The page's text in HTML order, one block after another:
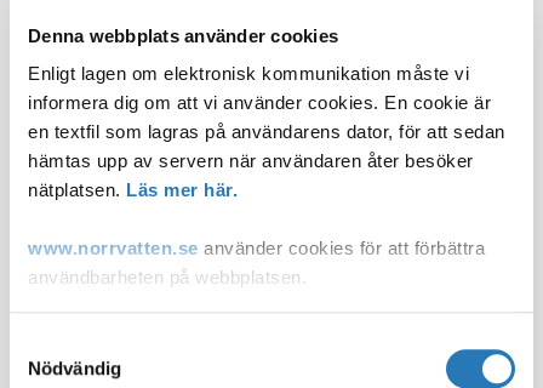
Denna webbplats använder cookies
Enligt lagen om elektronisk kommunikation måste vi
informera dig om att vi använder cookies. En cookie är
en textfil som lagras på användarens dator, för att sedan
hämtas upp av servern när användaren åter besöker
nätplatsen. Läs mer här.
www.norrvatten.se använder cookies för att förbättra
användbarheten på webbplatsen.
ändra inställningar i din webbläsare så att den tillåter
Nödvändig
Enkla tips på hur du kan spara
vatten:
Duscha istället för att bada.
Ta korta duschar istället för långa. Stäng av vattnet i duschen
när du tvålar in dig.
Stäng av vattnet när du borstar tänderna.
Ställ en fylld tillbringare i kylen så slipper du spola länge
varje gång du vill ha ett glas kallt vatten.
Så får du en fin trädgård och sparar